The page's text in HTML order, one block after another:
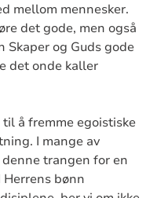
mellom mennesker.
det gode, men også
Skaper og Guds gode
det onde kaller
å fremme egoistiske
I mange av
trangen for en
bønn